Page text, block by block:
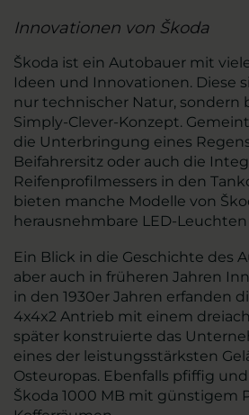
Innovationen von Škoda
Škoda ist ein Autobauer mit
Ideen und Innovationen. Diese
nur technischer Natur, sondern
Simply-Clever-Konzept.
die Unterbringung eines
Beifahrersitz oder auch die
Reifenprofilmessers in den
bieten manche Modelle von
herausnehmbare LED-
Ein Blick in die Geschichte des
aber auch in früheren Jahren
in den 1930er Jahren erfanden
4x4x2 Antrieb mit einem
später konstruierte das
eines der leistungsstärksten
Osteuropas. Ebenfalls pfiffig
Škoda 1000 MB mit günstigem